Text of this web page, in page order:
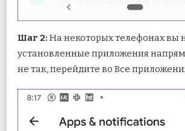
Шаг 2: На некоторых телефонах вы
установленные приложения
не так, перейдите во Все